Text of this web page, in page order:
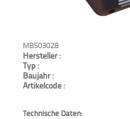
MB503028
Hersteller :
Typ :
Baujahr :
Artikelcode :
Technische Daten: